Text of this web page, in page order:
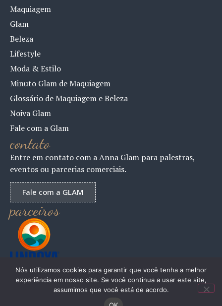
Maquiagem
Glam
Beleza
Lifestyle
Moda & Estilo
Minuto Glam de Maquiagem
Glossário de Maquiagem e Beleza
Noiva Glam
Fale com a Glam
contato
Entre em contato com a Anna Glam para palestras,
eventos ou parcerias comerciais.
Fale com a GLAM
parceiros
Nós utilizamos cookies para garantir que você tenha a melhor
experiência em nosso site. Se você continua a usar este site,
assumimos que você está de acordo.